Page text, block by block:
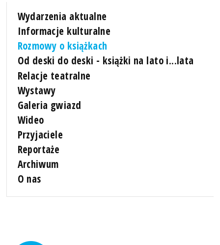
Wydarzenia aktualne
Informacje kulturalne
Rozmowy o książkach
Od deski do deski - książki na lato i...lata
Relacje teatralne
Wystawy
Galeria gwiazd
Wideo
Przyjaciele
Reportaże
Archiwum
O nas